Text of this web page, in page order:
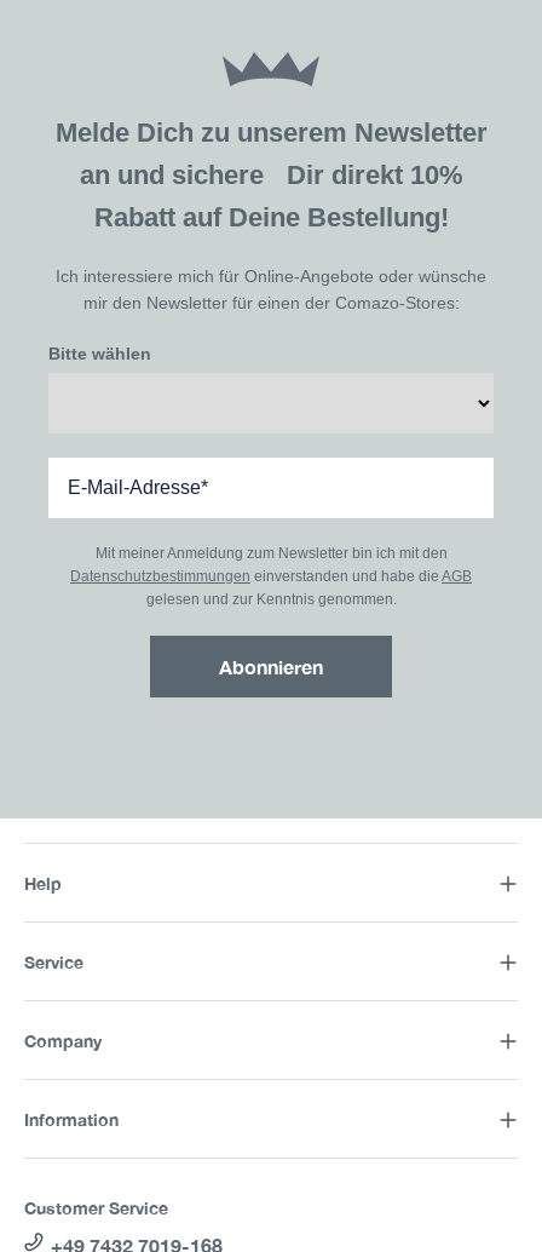
Melde Dich zu unserem Newsletter
an und sichere Dir direkt 10%
Rabatt auf Deine Bestellung!
Ich interessiere mich für Online-Angebote oder wünsche
mir den Newsletter für einen der Comazo-Stores:
Bitte wählen
Mit meiner Anmeldung zum Newsletter bin ich mit den
Datenschutzbestimmungen einverstanden und habe die AGB
gelesen und zur Kenntnis genommen.
Abonnieren
Help
Service
Company
Information
Customer Service
+49 7432 7019-168